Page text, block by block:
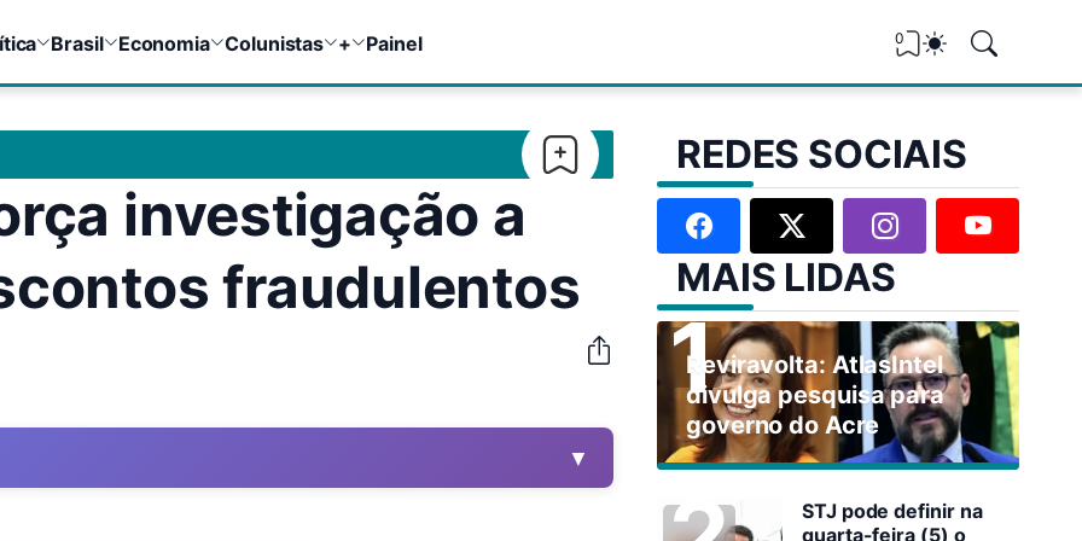
Brasil Economia Colunistas + Painel 0
investigação a
fraudulentos
▼
REDES SOCIAIS
MAIS LIDAS
Reviravolta: AtlasIntel
divulga pesquisa para
governo do Acre
STJ pode definir na
quarta-feira (5) o